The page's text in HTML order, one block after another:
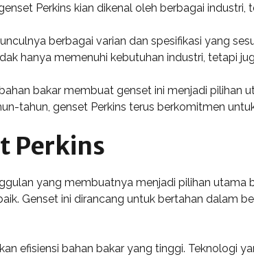
Perkins kian dikenal oleh berbagai industri,
berbagai varian dan spesifikasi yang
hanya memenuhi kebutuhan industri, tetapi
bakar membuat genset ini menjadi pilihan
tahun, genset Perkins terus berkomitmen
Perkins
yang membuatnya menjadi pilihan
Genset ini dirancang untuk bertahan dalam
efisiensi bahan bakar yang tinggi. Teknologi